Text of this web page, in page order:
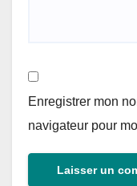
Enregistrer mon
navigateur pour